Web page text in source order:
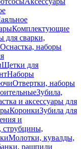
Комплектующие
для сварки,
Оснастка, наборы
Щетки для
Наборы
Отвертки, наборы
Зубила,
и аксессуары для
КоронкиЗубила для
и
струбцины,
Молотки, кувалды,
рашпили